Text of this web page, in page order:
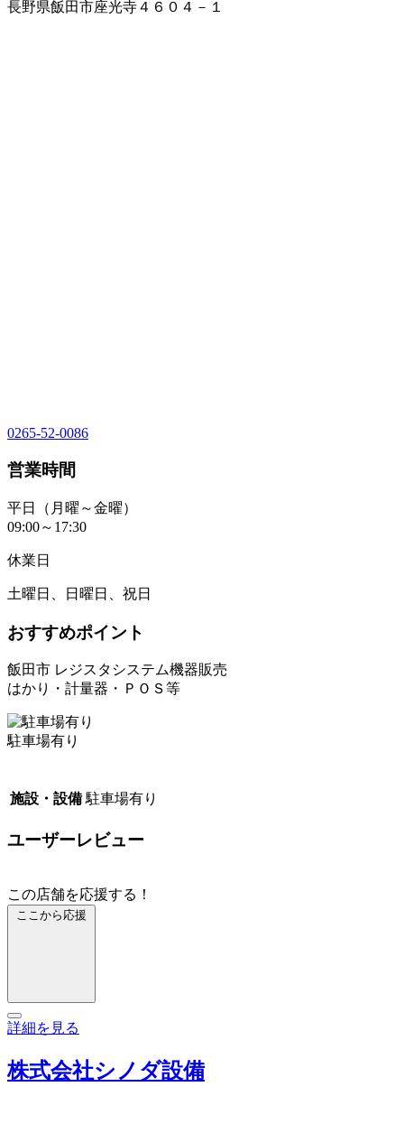
長野県飯田市座光寺４６０４－１
0265-52-0086
営業時間
平日（月曜～金曜）
09:00～17:30
休業日
土曜日、日曜日、祝日
おすすめポイント
飯田市 レジスタシステム機器販売
はかり・計量器・ＰＯＳ等
駐車場有り
施設・設備 駐車場有り
ユーザーレビュー
この店舗を応援する！
ここから応援
詳細を見る
株式会社シノダ設備